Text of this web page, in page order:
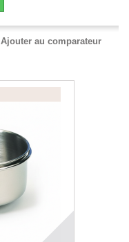
Ajouter au comparateur